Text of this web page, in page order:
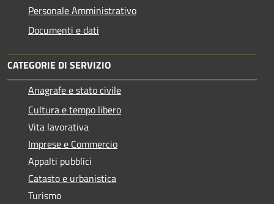
Personale Amministrativo
Documenti e dati
CATEGORIE DI SERVIZIO
Anagrafe e stato civile
Cultura e tempo libero
Vita lavorativa
Imprese e Commercio
Appalti pubblici
Catasto e urbanistica
Turismo